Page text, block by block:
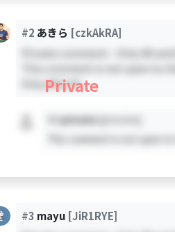
#2 あきら [czkAkRA]
Private comment - Only #0 and
This comment is not open to
Only #0 & #2
Private
private [private]
This comment is not open to
#3 mayu [JiR1RYE]